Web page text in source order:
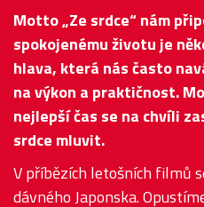
Motto „Ze srdce“ nám
spokojenému životu je
hlava, která nás často
na výkon a praktičnost.
nejlepší čas se na chvíli
srdce mluvit.
V příbězích letošních filmů
dávného Japonska.